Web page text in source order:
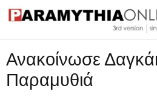
Ανακοίνωσε
Παραμυθιά